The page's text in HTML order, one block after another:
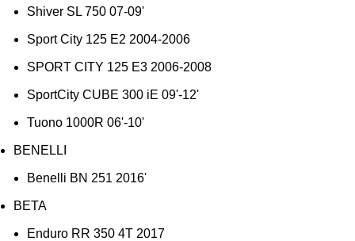
Shiver SL 750 07-09'
Sport City 125 E2 2004-2006
SPORT CITY 125 E3 2006-2008
SportCity CUBE 300 iE 09'-12'
Tuono 1000R 06'-10'
BENELLI
Benelli BN 251 2016'
BETA
Enduro RR 350 4T 2017